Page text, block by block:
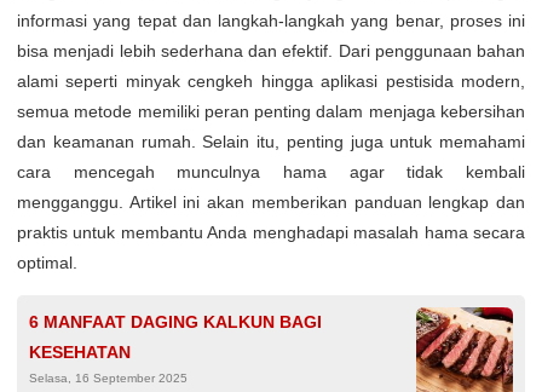
informasi yang tepat dan langkah-langkah yang benar, proses ini
bisa menjadi lebih sederhana dan efektif. Dari penggunaan bahan
alami seperti minyak cengkeh hingga aplikasi pestisida modern,
semua metode memiliki peran penting dalam menjaga kebersihan
dan keamanan rumah. Selain itu, penting juga untuk memahami
cara mencegah munculnya hama agar tidak kembali
mengganggu. Artikel ini akan memberikan panduan lengkap dan
praktis untuk membantu Anda menghadapi masalah hama secara
optimal.
6 MANFAAT DAGING KALKUN BAGI
KESEHATAN
Selasa, 16 September 2025